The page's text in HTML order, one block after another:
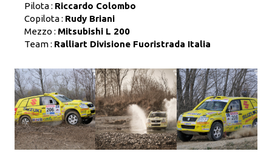
Pilota : Riccardo Colombo
Copilota : Rudy Briani
Mezzo : Mitsubishi L 200
Team : Ralliart Divisione Fuoristrada Italia